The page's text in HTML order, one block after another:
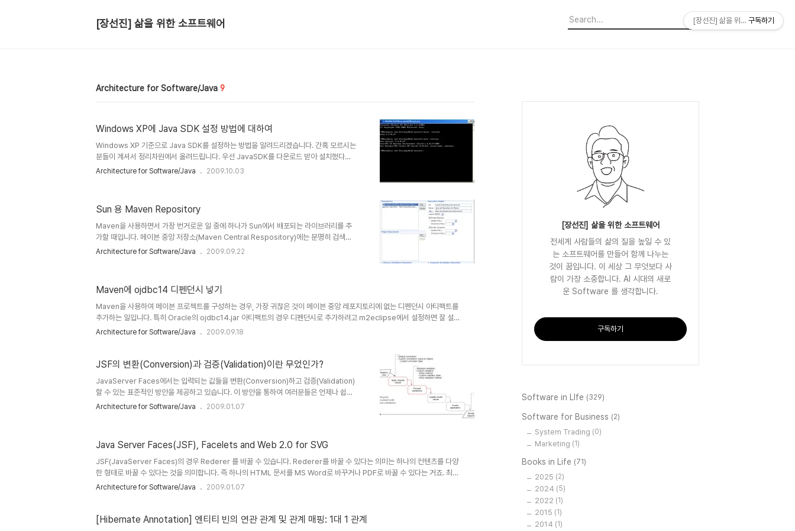
[장선진] 삶을 위한 소프트웨어
Architecture for Software/Java 9
Windows XP에 Java SDK 설정 방법에 대하여
Windows XP 기준으로 Java SDK를 설정하는 방법을 알려드리겠습니다. 간혹 모르시는
분들이 계셔서 정리차원에서 올려드립니다. 우선 JavaSDK를 다운로드 받아 설치했다고
가정하겠습니다. 만약 아직 Java SDK가 없으신 분은
을 JAVA_HOME 이라고 넣으시고 설치한 JavaSDK의 경로를 넣습니다. 저의 경우
C:\Program Files\Java\jdk1.6.0_14 입니다. 그 후 CLAS..
Architecture for Software/Java 2009.10.03
Sun 용 Maven Repository
Maven을 사용하면서 가장 번거로운 일 중에 하나가 Sun에서 배포되는 라이브러리를 추
가할 때입니다. 메이븐 중앙 저장소(Maven Central Respository)에는 분명히 검색인
되지만 아티팩트(jar)가 없어서, m2eclipse에서 Missing Artifact... 라는 에러가 나옵
분의 POM.xml에 아래에 다음과 같은 저장소 정보를 입력하세요~ maven2-
repository.dev.java.net Java.net Reposi..
Architecture for Software/Java 2009.09.22
Maven에 ojdbc14 디펜던시 넣기
Maven을 사용하여 메이븐 프로젝트를 구성하는 경우, 가장 귀찮은 것이 메이븐 중앙 레포지토리에 없는 디펜던시 아티팩트를
추가하는 일입니다. 특히 Oracle의 ojdbc14.jar 아티팩트의 경우 디펜던시로 추가하려고 m2eclipse에서 설정하면 잘 설정
이 되지만, 실제 아티팩트인 ojdbc14.jar가 메이븐 중앙 레포지토리에 없어서 아티팩트가 없다는 에러가 발생합니다. Oracle
치 문제가 있을 수 있습니다. 이때는 메이븐 중앙 레포지토리 외에 다른 레..
Architecture for Software/Java 2009.09.18
JSF의 변환(Conversion)과 검증(Validation)이란 무었인가?
JavaServer Faces에서는 입력되는 값들을 변환(Conversion)하고 검증(Validation)
할 수 있는 표준적인 방안을 제공하고 있습니다. 이 방안을 통하여 여러분들은 언제나 쉽고
빠르게, 그리고 가장 중요한 점은 동일한 형태의 변환이나 검증을 할 경우 미리 만들어 놓은
validation라는 자료를 바탕으로 작성하였으며, Apress의 Pro JSF and AJAX란 책도
일부 참고하여 작성하였습니다..
Architecture for Software/Java 2009.01.07
Java Server Faces(JSF), Facelets and Web 2.0 for SVG
JSF(JavaServer Faces)의 경우 Rederer 를 바꿀 수 있습니다. Rederer를 바꿀 수 있다는 의미는 하나의 컨텐츠를 다양
한 형태로 바꿀 수 있다는 것을 의미합니다. 즉 하나의 HTML 문서를 MS Word로 바꾸거나 PDF로 바꿀 수 있다는 거죠. 최근
SVG에 대한 관심이 높아지면서 JSF + SVG에 대한 글이 있어서 공유차원에서 올립니다. 이미 Adobe Flex와 연동이 되고 있
passau.de/~doeller/research_pr..
Architecture for Software/Java 2009.01.07
[Hibernate Annotation] 엔티티 빈의 연관 관계 및 관계 매핑: 1대 1 관계
[장선진] 삶을 위한 소프트웨어
전세계 사람들의 삶의 질을 높일 수 있
는 소프트웨어를 만들어 함께 나누는
것이 꿈입니다. 이 세상 그 무엇보다 사
람이 가장 소중합니다. AI 시대의 새로
운 Software 를 생각합니다.
구독하기
Software in LIfe (329)
Software for Business (2)
System Trading (0)
Marketing (1)
Books in Life (71)
2025 (2)
2024 (5)
2022 (1)
2015 (1)
2014 (1)
[장선진] 삶을 위한 소프트웨어
구독하기